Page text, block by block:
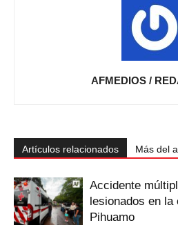
AFMEDIOS /
Artículos relacionados Más del
Accidente
lesionados en
Pihuamo